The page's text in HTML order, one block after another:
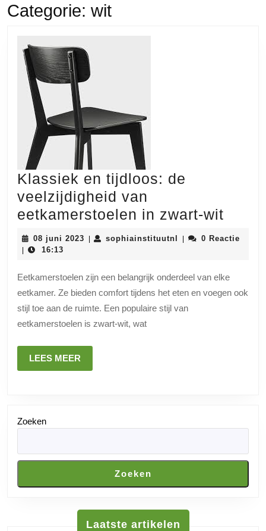
Categorie: wit
Klassiek en tijdloos: de
veelzijdigheid van
eetkamerstoelen in zwart-wit
en
08 juni 2023 08
sophiainstituutnl sophiainstituutnl
0 Reactie
16:13
Eetkamerstoelen zijn een belangrijk onderdeel van elke
eetkamer. Ze bieden comfort tijdens het eten en voegen ook
stijl toe aan de ruimte. Een populaire stijl van
eetkamerstoelen is zwart-wit, wat
LEES MEER
MEER
Zoeken
Zoeken
Laatste artikelen